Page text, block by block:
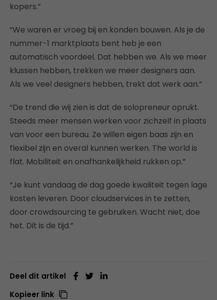
kopers.”
“We waren er vroeg bij en konden bouwen. Als je de
nummer-1 marktplaats bent heb je een
automatisch voordeel. Dat hebben we. Als we meer
klussen hebben, trekken we meer designers aan.
Als we veel designers hebben, trekt dat werk aan.”
“De trend die wij zien is dat de solopreneur oprukt.
Steeds meer mensen werken voor zichzelf in plaats
van voor een bureau. Ze willen eigen baas zijn en
flexibel zijn en overal kunnen werken. The world is
flat. Mobiliteit en onafhankelijkheid rukken op.”
“Je kunt vandaag de dag goede kwaliteit tegen lage
kosten leveren. Door cloudservices in te zetten,
door crowdsourcing te gebruiken. Wacht niet, doe
het. Dit is de tijd.”
Deel dit artikel
Kopieer link